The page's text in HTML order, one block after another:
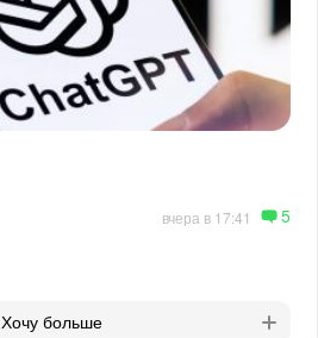
вчера в 17:41 5
Хочу больше